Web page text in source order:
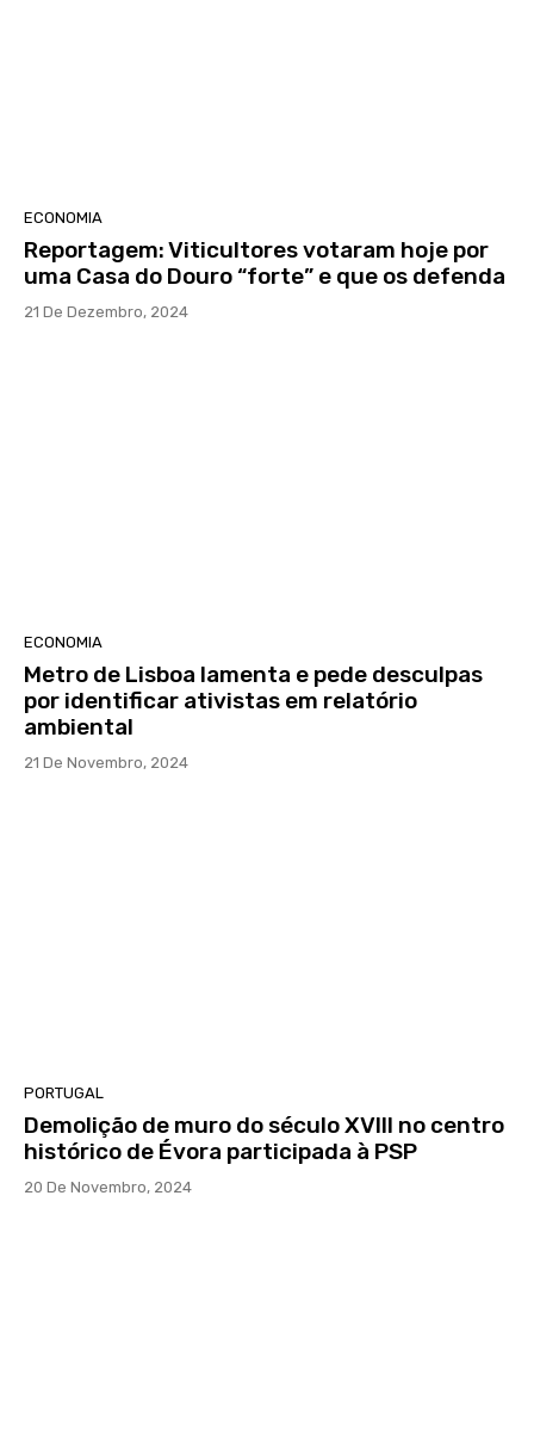
ECONOMIA
Reportagem: Viticultores votaram hoje por
uma Casa do Douro “forte” e que os defenda
21 De Dezembro, 2024
ECONOMIA
Metro de Lisboa lamenta e pede desculpas
por identificar ativistas em relatório
ambiental
21 De Novembro, 2024
PORTUGAL
Demolição de muro do século XVIII no centro
histórico de Évora participada à PSP
20 De Novembro, 2024